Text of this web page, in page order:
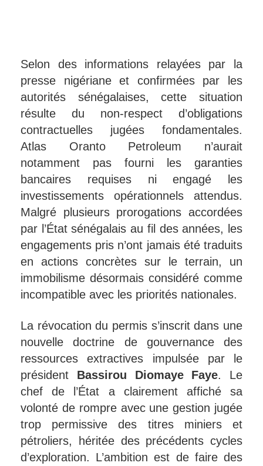
Selon des informations relayées par la
presse nigériane et confirmées par les
autorités sénégalaises, cette situation
résulte du non-respect d’obligations
contractuelles jugées fondamentales.
Atlas Oranto Petroleum n’aurait
notamment pas fourni les garanties
bancaires requises ni engagé les
investissements opérationnels attendus.
Malgré plusieurs prorogations accordées
par l’État sénégalais au fil des années, les
engagements pris n’ont jamais été traduits
en actions concrètes sur le terrain, un
immobilisme désormais considéré comme
incompatible avec les priorités nationales.
La révocation du permis s’inscrit dans une
nouvelle doctrine de gouvernance des
ressources extractives impulsée par le
président Bassirou Diomaye Faye. Le
chef de l’État a clairement affiché sa
volonté de rompre avec une gestion jugée
trop permissive des titres miniers et
pétroliers, héritée des précédents cycles
d’exploration. L’ambition est de faire des